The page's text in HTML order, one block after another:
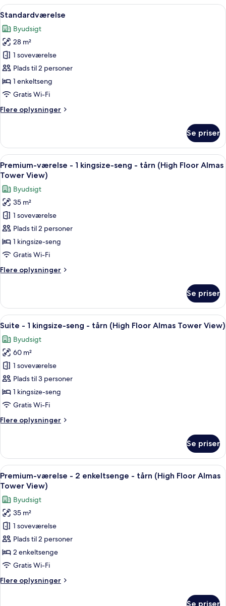
2
Indlæs
alle
billeder
af
Standardværelse
Premium-sengetøj, minibar,
9
Standardværelse
Byudsigt
28 m²
1 soveværelse
Plads til 2 personer
1 enkeltseng
Gratis Wi-Fi
Flere oplysninger
Flere
Se priser
Indlæs
alle
billeder
af
Premium-
værelse
-
1
kingsize-
-
Floor
Almas
Tower
View)
Et hotelværelse med en stor seng,
7
Premium-værelse - 1 kingsize-seng - tårn (High Floor Almas
Tower View)
Byudsigt
35 m²
1 soveværelse
Plads til 2 personer
1 kingsize-seng
Gratis Wi-Fi
Flere oplysninger
Flere
værelse
1
seng
tårn
(High
Floor
Almas
Tower
View)
Se priser
Indlæs
alle
billeder
af
Suite
-
1
kingsize-
-
Floor
Almas
Tower
View)
Et moderne hotelværelse med en
9
Suite - 1 kingsize-seng - tårn (High Floor Almas Tower View)
Byudsigt
60 m²
1 soveværelse
Plads til 3 personer
1 kingsize-seng
Gratis Wi-Fi
Flere oplysninger
Flere
-
kingsize-
seng
tårn
(High
Floor
Almas
Tower
Se priser
Indlæs
alle
billeder
af
Premium-
værelse
-
2
enkeltsenge
tårn
Et hotelværelse med en stor seng, et
9
Premium-værelse - 2 enkeltsenge - tårn (High Floor Almas
Tower View)
Byudsigt
35 m²
1 soveværelse
Plads til 2 personer
2 enkeltsenge
Gratis Wi-Fi
Flere oplysninger
Flere
Se priser